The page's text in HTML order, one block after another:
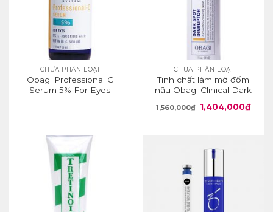
CHƯA PHÂN LOẠI
Obagi Professional C
Serum 5% For Eyes
CHƯA PHÂN LOẠI
Tinh chất làm mờ đốm
nâu Obagi Clinical Dark
Discoloration Correcting
1,560,000₫ Giá
gốc
1,404,000₫Giá
hiện